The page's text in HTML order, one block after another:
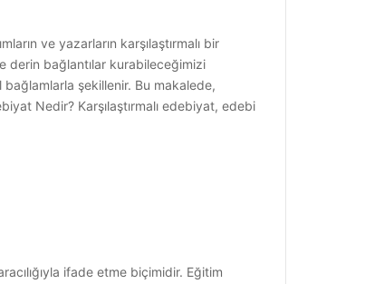
ve yazarların karşılaştırmalı bir
derin bağlantılar kurabileceğimizi
şekillenir. Bu makalede,
Nedir? Karşılaştırmalı edebiyat, edebi
ifade etme biçimidir. Eğitim